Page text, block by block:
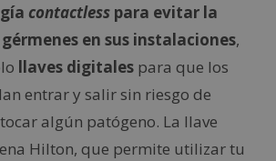
contactless para evitar la
en sus instalaciones,
llaves digitales para que los
entrar y salir sin riesgo de
algún patógeno. La llave
Hilton, que permite utilizar tu